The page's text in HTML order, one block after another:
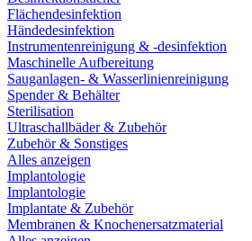
Flächendesinfektion
Händedesinfektion
Instrumentenreinigung & -desinfektion
Maschinelle Aufbereitung
Sauganlagen- & Wasserlinienreinigung
Spender & Behälter
Sterilisation
Ultraschallbäder & Zubehör
Zubehör & Sonstiges
Alles anzeigen
Implantologie
Implantologie
Implantate & Zubehör
Membranen & Knochenersatzmaterial